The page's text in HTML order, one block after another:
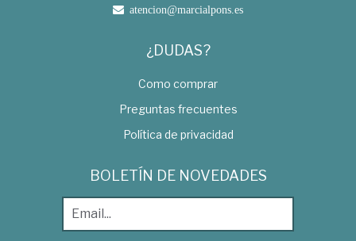
atencion@marcialpons.es
¿DUDAS?
Como comprar
Preguntas frecuentes
Política de privacidad
BOLETÍN DE NOVEDADES